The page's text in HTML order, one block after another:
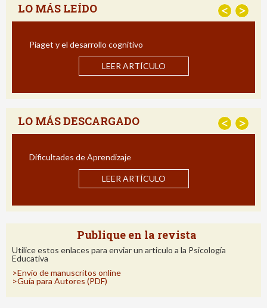
LO MÁS LEÍDO < >
Impacto de un Programa de
LO MÁS DESCARGADO < >
Impacto de un Programa de
Publique en la revista
Utilice estos enlaces para enviar un articulo a la Psicología
Educativa
>Envío de manuscritos online
>Guía para Autores (PDF)